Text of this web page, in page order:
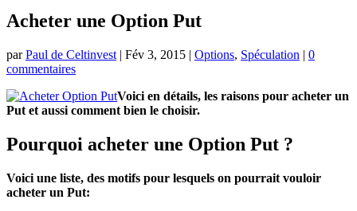
Acheter une Option Put
parPaul de Celtinvest | Fév 3, 2015 | Options, Spéculation | 0
commentaires
Voici en détails, les raisons pour acheter un
Put et aussi comment bien le choisir.
Pourquoi acheter une Option Put ?
Voici une liste, des motifs pour lesquels on pourrait vouloir
acheter un Put: